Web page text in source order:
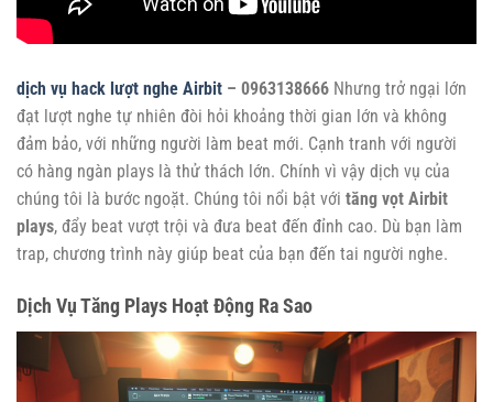
dịch vụ hack lượt nghe Airbit – 0963138666 Nhưng trở ngại lớn
đạt lượt nghe tự nhiên đòi hỏi khoảng thời gian lớn và không
đảm bảo, với những người làm beat mới. Cạnh tranh với người
có hàng ngàn plays là thử thách lớn. Chính vì vậy dịch vụ của
chúng tôi là bước ngoặt. Chúng tôi nổi bật với tăng vọt Airbit
plays, đẩy beat vượt trội và đưa beat đến đỉnh cao. Dù bạn làm
trap, chương trình này giúp beat của bạn đến tai người nghe.
Dịch Vụ Tăng Plays Hoạt Động Ra Sao